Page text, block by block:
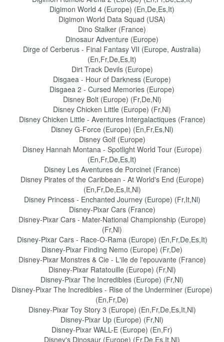
Digimon World 4 (Europe) (En,De,Es,It)
Digimon World Data Squad (USA)
Dino Stalker (France)
Dinosaur Adventure (Europe)
Dirge of Cerberus - Final Fantasy VII (Europe, Australia)
(En,Fr,De,Es,It)
Dirt Track Devils (Europe)
Disgaea - Hour of Darkness (Europe)
Disgaea 2 - Cursed Memories (Europe)
Disney Bolt (Europe) (Fr,De,Nl)
Disney Chicken Little (Europe) (Fr,Nl)
Disney Chicken Little - Aventures Intergalactiques (France)
Disney G-Force (Europe) (En,Fr,Es,Nl)
Disney Golf (Europe)
Disney Hannah Montana - Spotlight World Tour (Europe)
(En,Fr,De,Es,It)
Disney Les Aventures de Porcinet (France)
Disney Pirates of the Caribbean - At World's End (Europe)
(En,Fr,De,Es,It,Nl)
Disney Princess - Enchanted Journey (Europe) (Fr,It,Nl)
Disney-Pixar Cars (France)
Disney-Pixar Cars - Mater-National Championship (Europe)
(Fr,Nl)
Disney-Pixar Cars - Race-O-Rama (Europe) (En,Fr,De,Es,It)
Disney-Pixar Finding Nemo (Europe) (Fr,De)
Disney-Pixar Monstres & Cie - L'ile de l'epouvante (France)
Disney-Pixar Ratatouille (Europe) (Fr,Nl)
Disney-Pixar The Incredibles (Europe) (Fr,Nl)
Disney-Pixar The Incredibles - Rise of the Underminer (Europe)
(En,Fr,De)
Disney-Pixar Toy Story 3 (Europe) (En,Fr,De,Es,It,Nl)
Disney-Pixar Up (Europe) (Fr,Nl)
Disney-Pixar WALL-E (Europe) (En,Fr)
Disney's Dinosaur (Europe) (Fr,De,Es,It,Nl)